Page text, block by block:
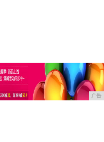
广告